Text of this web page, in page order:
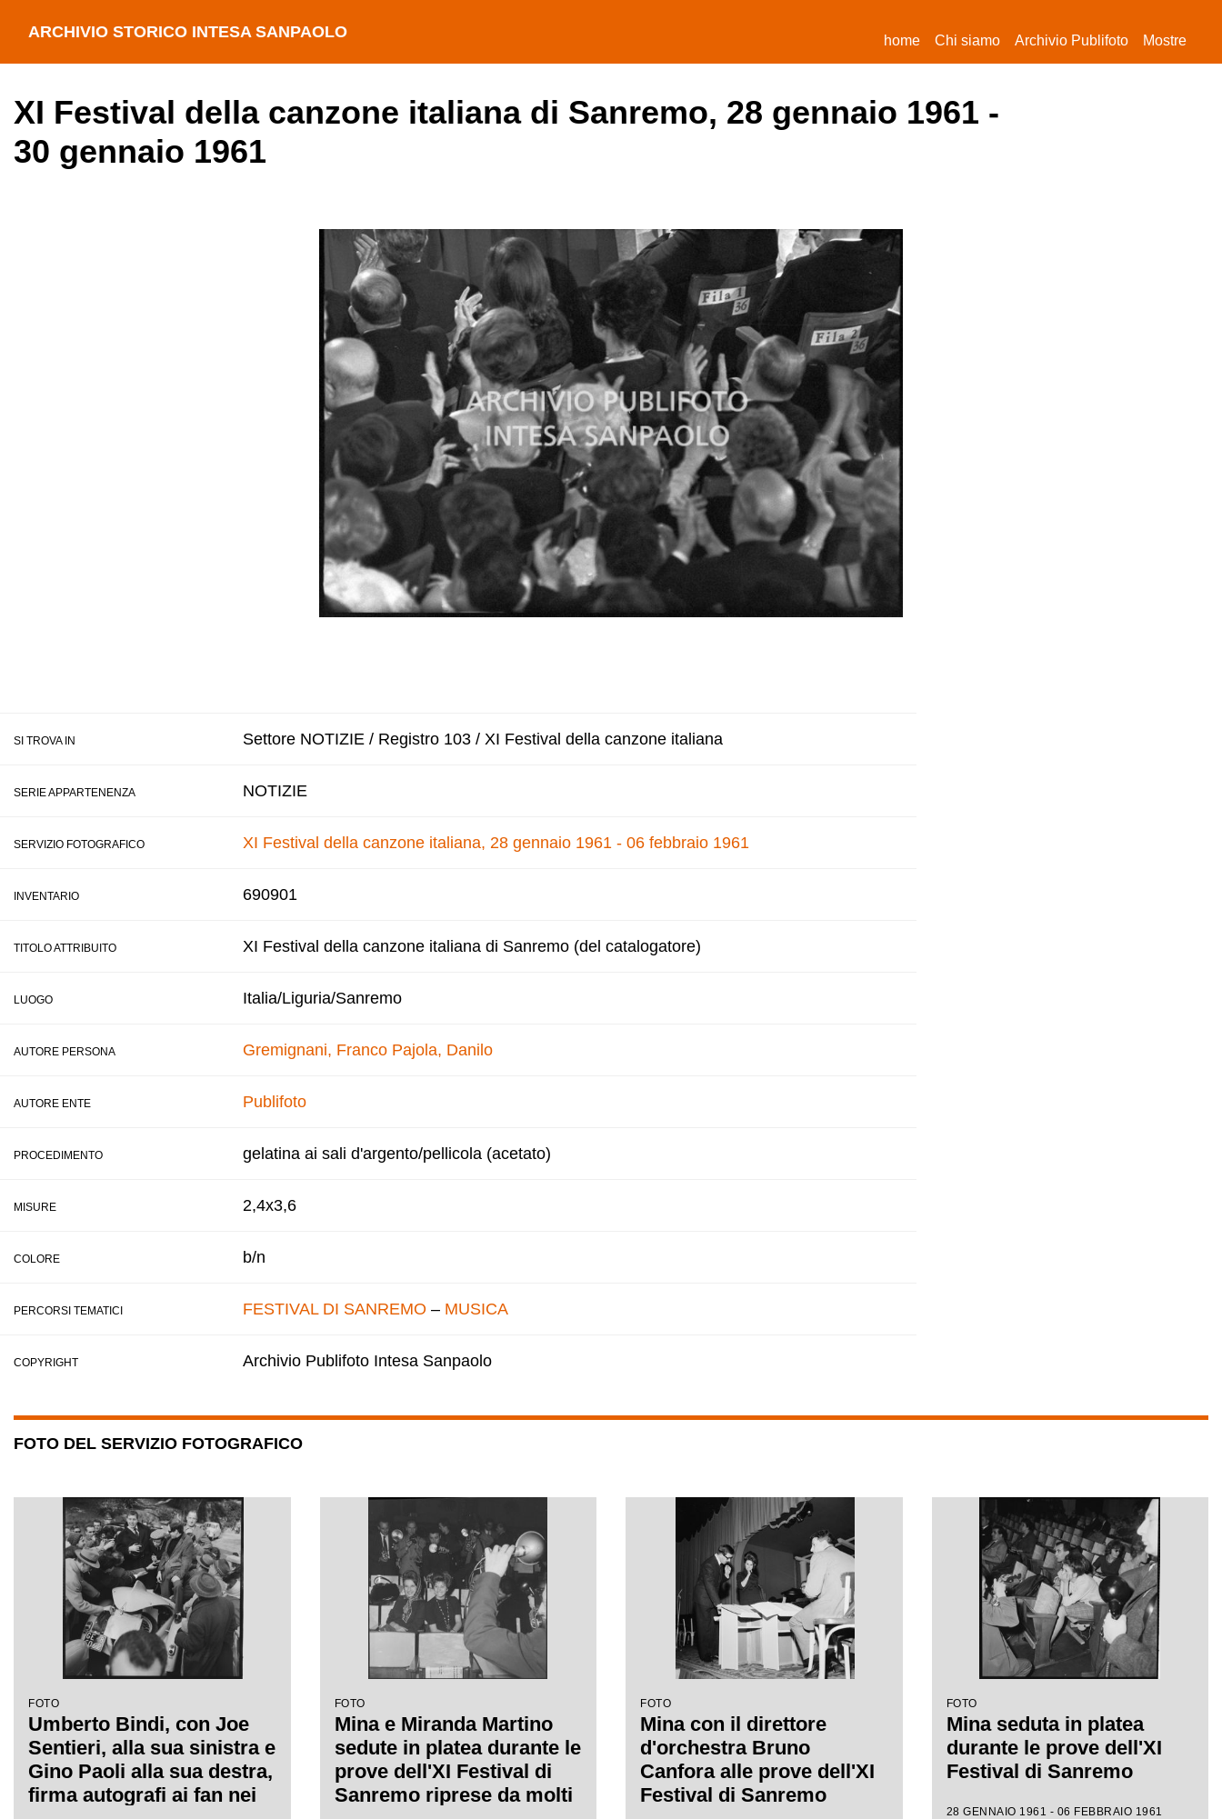
ARCHIVIO STORICO INTESA SANPAOLO home(current)
Chi siamo Archivio Publifoto Mostre
XI Festival della canzone italiana di Sanremo, 28 gennaio 1961 -
30 gennaio 1961
SI TROVA IN Settore NOTIZIE / Registro 103 / XI Festival della canzone italiana
SERIE APPARTENENZA NOTIZIE
SERVIZIO FOTOGRAFICO XI Festival della canzone italiana, 28 gennaio 1961 - 06 febbraio 1961
INVENTARIO 690901
TITOLO ATTRIBUITO XI Festival della canzone italiana di Sanremo (del catalogatore)
LUOGO Italia/Liguria/Sanremo
AUTORE PERSONA Gremignani, Franco Pajola, Danilo
AUTORE ENTE Publifoto
PROCEDIMENTO gelatina ai sali d'argento/pellicola (acetato)
MISURE 2,4x3,6
COLORE b/n
PERCORSI TEMATICI FESTIVAL DI SANREMO – MUSICA
COPYRIGHT Archivio Publifoto Intesa Sanpaolo
FOTO DEL SERVIZIO FOTOGRAFICO
FOTO
Umberto Bindi, con Joe
Sentieri, alla sua sinistra e
Gino Paoli alla sua destra,
firma autografi ai fan nei
FOTO
Mina e Miranda Martino
sedute in platea durante le
prove dell'XI Festival di
Sanremo riprese da molti
FOTO
Mina con il direttore
d'orchestra Bruno
Canfora alle prove dell'XI
Festival di Sanremo
FOTO
Mina seduta in platea
durante le prove dell'XI
Festival di Sanremo
28 GENNAIO 1961 - 06 FEBBRAIO 1961